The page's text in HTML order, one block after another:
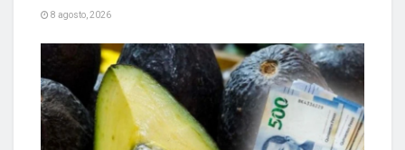
8 agosto, 2026